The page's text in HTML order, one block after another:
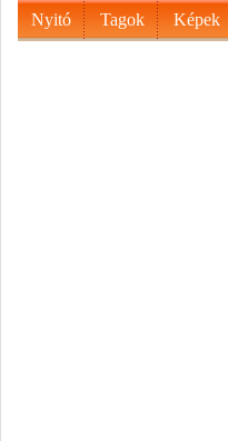
Nyitó Tagok Képek